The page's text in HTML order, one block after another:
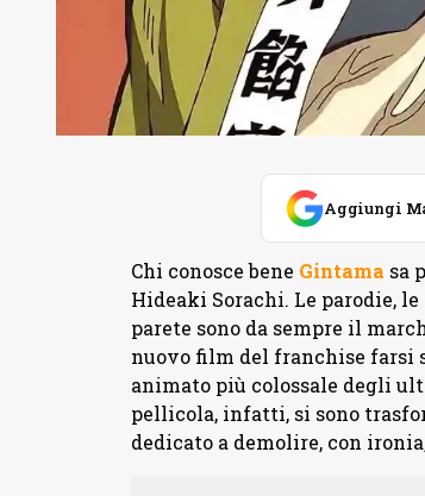
Aggiungi
Chi conosce bene Gintama sa
Hideaki Sorachi. Le parodie,
parete sono da sempre il
nuovo film del franchise farsi
animato più colossale degli
pellicola, infatti, si sono
dedicato a demolire, con